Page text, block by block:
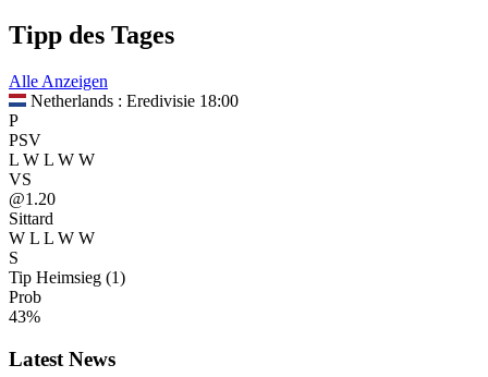
Tipp des Tages
Alle Anzeigen
Netherlands : Eredivisie 18:00
P
PSV
L W L W W
VS
@1.20
Sittard
W L L W W
S
Tip Heimsieg (1)
Prob
43%
Latest News